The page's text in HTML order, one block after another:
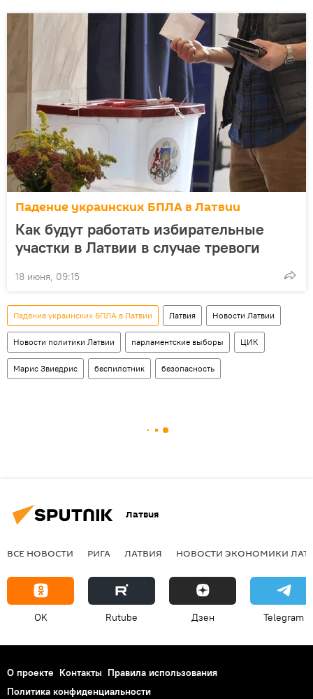
Падение украинских БПЛА в Латвии
Как будут работать избирательные
участки в Латвии в случае тревоги
18 июня, 09:15
Падение украинских БПЛА в Латвии Латвия Новости Латвии
Новости политики Латвии парламентские выборы ЦИК
Марис Звиедрис беспилотник безопасность
Латвия
ВСЕ НОВОСТИ РИГА ЛАТВИЯ НОВОСТИ ЭКОНОМИКИ
OK Rutube Дзен Telegram
О проекте Контакты Правила использования
Политика конфиденциальности